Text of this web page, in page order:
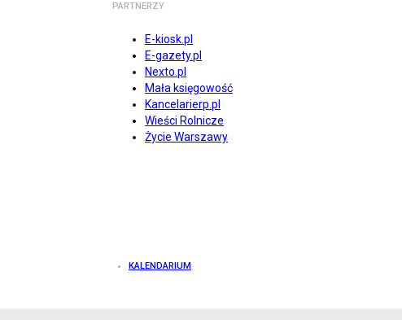
PARTNERZY
E-kiosk.pl
E-gazety.pl
Nexto.pl
Mała księgowość
Kancelarierp.pl
Wieści Rolnicze
Życie Warszawy
KALENDARIUM